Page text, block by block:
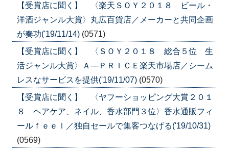
【受賞店に聞く】 〈楽天ＳＯＹ２０１８ ビール・
洋酒ジャンル大賞〉丸広百貨店／メーカーと共同企画
が奏功('19/11/14) (0571)
【受賞店に聞く】 〈ＳＯＹ２０１８ 総合５位 生
活ジャンル大賞〉Ａ―ＰＲＩＣＥ楽天市場店／シーム
レスなサービスを提供('19/11/07) (0570)
【受賞店に聞く】 〈ヤフーショッピング大賞２０１
８ ヘアケア、ネイル、香水部門３位〉香水通販フィ
ールｆｅｅｌ／独自セールで集客つなげる('19/10/31)
(0569)